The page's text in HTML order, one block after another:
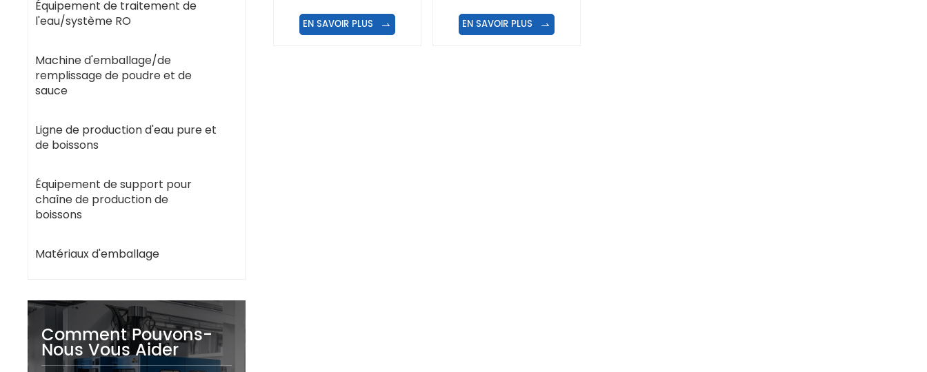
Équipement de traitement de
l'eau/système RO
Machine d'emballage/de
remplissage de poudre et de
sauce
Ligne de production d'eau pure et
de boissons
Équipement de support pour
chaîne de production de
boissons
Matériaux d'emballage
Comment Pouvons-
Nous Vous Aider
EN SAVOIR PLUS EN SAVOIR PLUS